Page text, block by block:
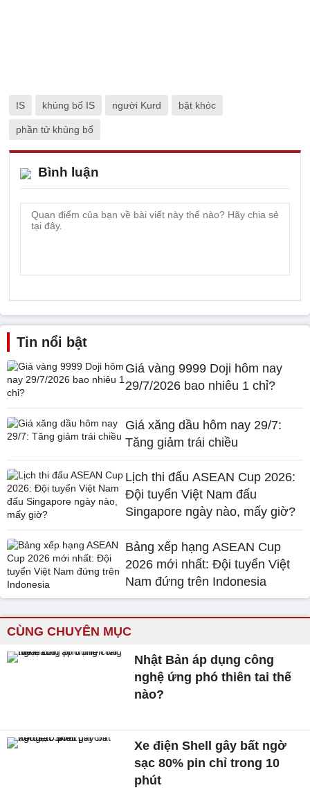
IS khủng bố IS người Kurd bật khóc
phần tử khủng bố
Bình luận
Tin nổi bật
Giá vàng 9999 Doji hôm nay
29/7/2026 bao nhiêu 1 chỉ?
Giá xăng dầu hôm nay 29/7:
Tăng giảm trái chiều
Lịch thi đấu ASEAN Cup 2026:
Đội tuyển Việt Nam đấu
Singapore ngày nào, mấy giờ?
Bảng xếp hạng ASEAN Cup
2026 mới nhất: Đội tuyển Việt
Nam đứng trên Indonesia
CÙNG CHUYÊN MỤC
Nhật Bản áp dụng công
nghệ ứng phó thiên tai thế
nào?
Xe điện Shell gây bất ngờ
sạc 80% pin chỉ trong 10
phút